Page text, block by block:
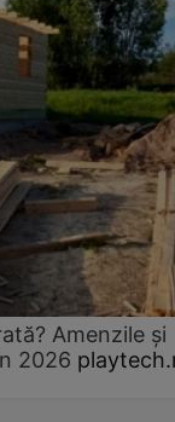
Amenzile și
2026